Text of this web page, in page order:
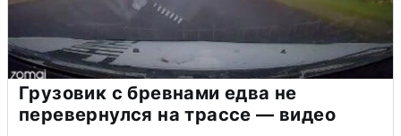
Грузовик с бревнами едва не
перевернулся на трассе — видео